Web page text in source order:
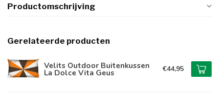
Productomschrijving
Gerelateerde producten
Velits Outdoor Buitenkussen
La Dolce Vita Geus €44,95